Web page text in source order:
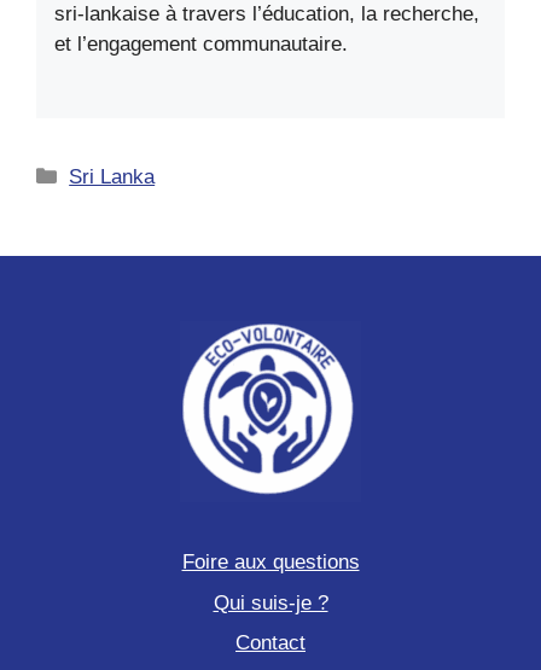
sri-lankaise à travers l’éducation, la recherche,
et l’engagement communautaire.
Catégories
Sri Lanka
Foire aux questions
Qui suis-je ?
Contact